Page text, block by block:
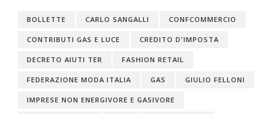
BOLLETTE CARLO SANGALLI CONFCOMMERCIO
CONTRIBUTI GAS E LUCE CREDITO D'IMPOSTA
DECRETO AIUTI TER FASHION RETAIL
FEDERAZIONE MODA ITALIA GAS GIULIO FELLONI
IMPRESE NON ENERGIVORE E GASIVORE